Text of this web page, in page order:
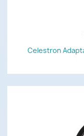
Celestron